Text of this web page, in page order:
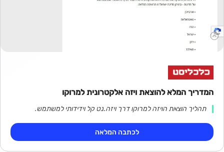
המדריך המלא להוצאת ויזה אלקטרונית למרוקו
תהליך הוצאת הויזה למרוקו דרך ויזה.נט קל וידידותי למשתמש.
לכתבה המלאה